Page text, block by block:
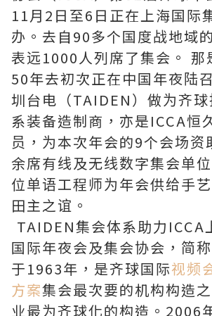
11月2日至6日正在上海国际
办。去自90多个国度战地域
表远1000人列席了集会。 那
50年去初次正在中国年夜陆
圳台电（TAIDEN）做为齐
系装备造制商，亦是ICCA恒
员，为本次年会的9个会场资
余席有线及无线数字集会单
位单语工程师为年会供给手
田主之谊。
TAIDEN集会体系助力ICCA
国际年夜会及集会协会，简
于1963年，是齐球国际视频
方案集会最次要的机构构造
业最为齐球化的构造。2006